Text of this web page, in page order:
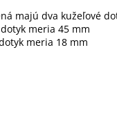
majú dva kužeľové
meria 45 mm
meria 18 mm